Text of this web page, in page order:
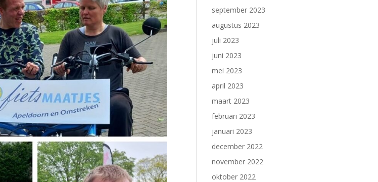
september 2023
augustus 2023
juli 2023
juni 2023
mei 2023
april 2023
maart 2023
februari 2023
januari 2023
december 2022
november 2022
oktober 2022